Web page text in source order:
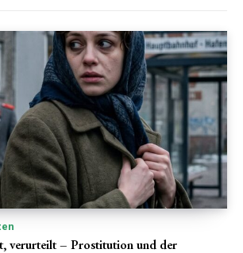
verurteilt – Prostitution und der